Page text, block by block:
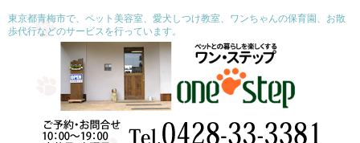
東京都青梅市で、ペット美容室、愛犬しつけ教室、ワンちゃんの保育園、お散
歩代行などのサービスを行っています。